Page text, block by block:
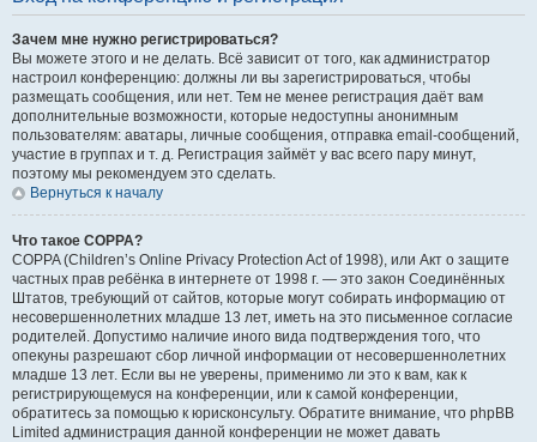
Зачем мне нужно регистрироваться?
Вы можете этого и не делать. Всё зависит от того, как администратор
настроил конференцию: должны ли вы зарегистрироваться, чтобы
размещать сообщения, или нет. Тем не менее регистрация даёт вам
дополнительные возможности, которые недоступны анонимным
пользователям: аватары, личные сообщения, отправка email-сообщений,
участие в группах и т. д. Регистрация займёт у вас всего пару минут,
поэтому мы рекомендуем это сделать.
Вернуться к началу
Что такое COPPA?
COPPA (Children’s Online Privacy Protection Act of 1998), или Акт о защите
частных прав ребёнка в интернете от 1998 г. — это закон Соединённых
Штатов, требующий от сайтов, которые могут собирать информацию от
несовершеннолетних младше 13 лет, иметь на это письменное согласие
родителей. Допустимо наличие иного вида подтверждения того, что
опекуны разрешают сбор личной информации от несовершеннолетних
младше 13 лет. Если вы не уверены, применимо ли это к вам, как к
регистрирующемуся на конференции, или к самой конференции,
обратитесь за помощью к юрисконсульту. Обратите внимание, что phpBB
Limited администрация данной конференции не может давать